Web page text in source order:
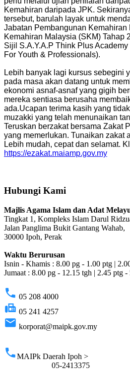
Kemahiran daripada JPK.
tersebut, barulah layak untuk
Jabatan Pembangunan Kemahiran
Kemahiran Malaysia (SKM) Tahap
Sijil S.A.Y.A.P Think Plus
For Youth & Professionals).
Lebih banyak lagi kursus sebegini
pada masa akan datang untuk
ekonomi asnaf-asnaf yang gigih
mereka sentiasa berusaha
ada.Ucapan terima kasih yang
muzakki yang telah menunaikan
Teruskan berzakat bersama Zakat
yang memerlukan. Tunaikan zakat
Lebih mudah, cepat dan selamat.
https://ezakat.maiamp.gov.my
Hubungi Kami
Majlis Agama Islam dan Adat
Tingkat 1, Kompleks Islam Darul
Jalan Panglima Bukit Gantang Wahab,
30000 Ipoh, Perak
Waktu Berurusan
Isnin - Khamis : 8.00 pg - 1.00 ptg |
Jumaat : 8.00 pg - 12.15 tgh | 2.45 ptg -
phone 05 208 4000
fax 05 241 4257
email korporat@maipk.gov.my
phoneMAIPk Daerah Ipoh >
05-2413375